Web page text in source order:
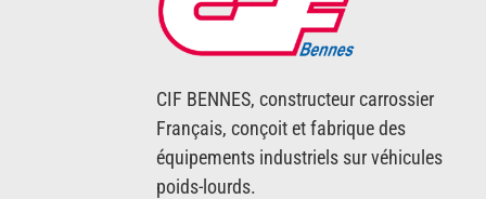
CIF BENNES, constructeur carrossier
Français, conçoit et fabrique des
équipements industriels sur véhicules
poids-lourds.